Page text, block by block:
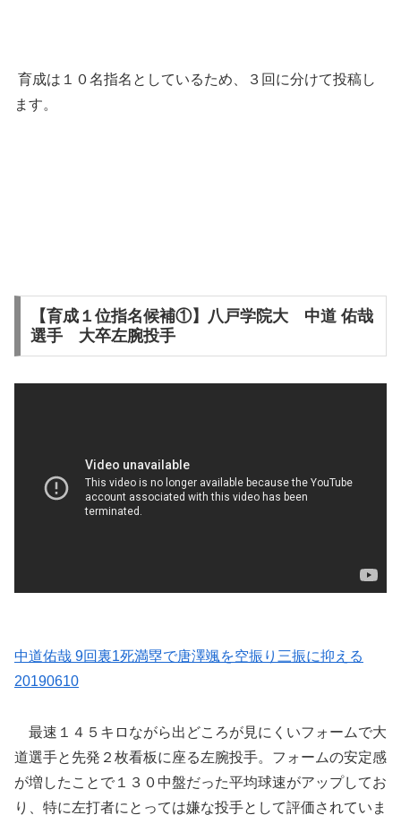
育成は１０名指名としているため、３回に分けて投稿し
ます。
【育成１位指名候補①】八戸学院大 中道 佑哉
選手 大卒左腕投手
中道佑哉 9回裏1死満塁で唐澤颯を空振り三振に抑える
20190610
最速１４５キロながら出どころが見にくいフォームで大
道選手と先発２枚看板に座る左腕投手。フォームの安定感
が増したことで１３０中盤だった平均球速がアップしてお
り、特に左打者にとっては嫌な投手として評価されていま